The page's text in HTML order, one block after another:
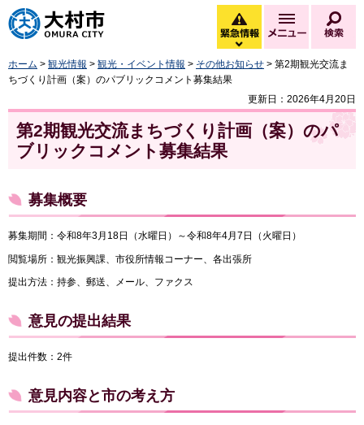
大村市
緊急情報
緊急情報を開く
メニュー
ホーム > 観光情報 > 観光・イベント情報 > その他お知らせ > 第2期観光交流ま
ちづくり計画（案）のパブリックコメント募集結果
更新日：2026年4月20日
第2期観光交流まちづくり計画（案）のパ
ブリックコメント募集結果
募集概要
募集期間：令和8年3月18日（水曜日）～令和8年4月7日（火曜日）
閲覧場所：観光振興課、市役所情報コーナー、各出張所
提出方法：持参、郵送、メール、ファクス
意見の提出結果
提出件数：2件
意見内容と市の考え方